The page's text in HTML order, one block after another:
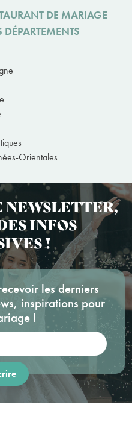
DE MARIAGE
Orientales
NEWSLETTER,
INFOS
!
les derniers
inspirations pour
!